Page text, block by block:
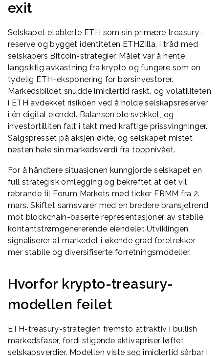
exit
Selskapet etablerte ETH som sin primære treasury-
reserve og bygget identiteten ETHZilla, i tråd med
selskapers Bitcoin-strategier. Målet var å hente
langsiktig avkastning fra krypto og fungere som en
tydelig ETH-eksponering for børsinvestorer.
Markedsbildet snudde imidlertid raskt, og volatiliteten
i ETH avdekket risikoen ved å holde selskapsreserver
i én digital eiendel. Balansen ble svekket, og
investortilliten falt i takt med kraftige prissvingninger.
Salgspresset på aksjen økte, og selskapet mistet
nesten hele sin markedsverdi fra toppnivået.
For å håndtere situasjonen kunngjorde selskapet en
full strategisk omlegging og bekreftet at det vil
rebrande til Forum Markets med ticker FRMM fra 2.
mars. Skiftet samsvarer med en bredere bransjetrend
mot blockchain-baserte representasjoner av stabile,
kontantstrømgenererende eiendeler. Utviklingen
signaliserer at markedet i økende grad foretrekker
mer stabile og diversifiserte forretningsmodeller.
Hvorfor krypto-treasury-
modellen feilet
ETH-treasury-strategien fremsto attraktiv i bullish
markedsfaser, fordi stigende aktivapriser løftet
selskapsverdier. Modellen viste seg imidlertid sårbar i